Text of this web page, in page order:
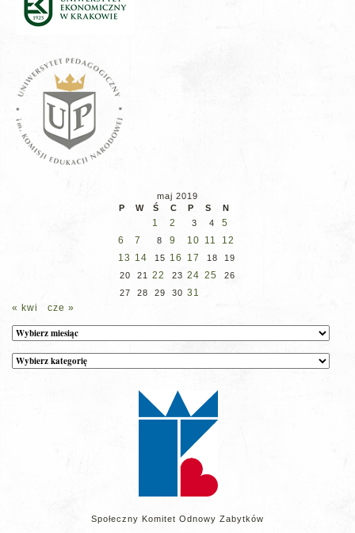
maj 2019
P
W Ś C P S N
1 2 3 4
5
6
7 8 9 10 11
12
13 14 15 16 17 18
19
20
21 22 23 24 25
26
27
28 29 30 31
« kwi
cze »
Archiwum
Kategorie
wpisów
Społeczny Komitet Odnowy Zabytków